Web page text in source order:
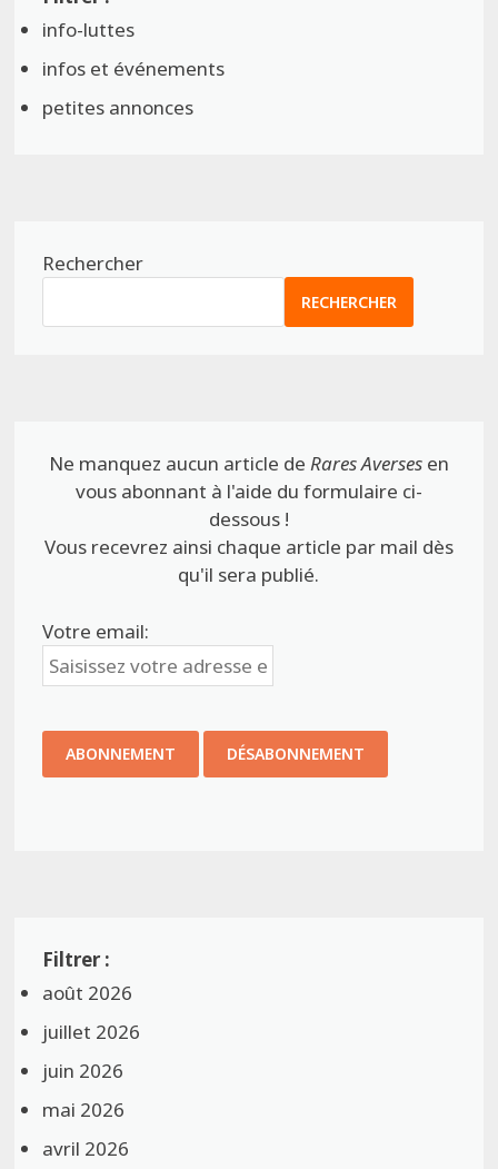
info-luttes
infos et événements
petites annonces
Rechercher
RECHERCHER
Ne manquez aucun article de Rares Aversesen
vous abonnant à l'aide du formulaire ci-
dessous !
Vous recevrez ainsi chaque article par mail dès
qu'il sera publié.
Votre email:
août 2026
juillet 2026
juin 2026
mai 2026
avril 2026